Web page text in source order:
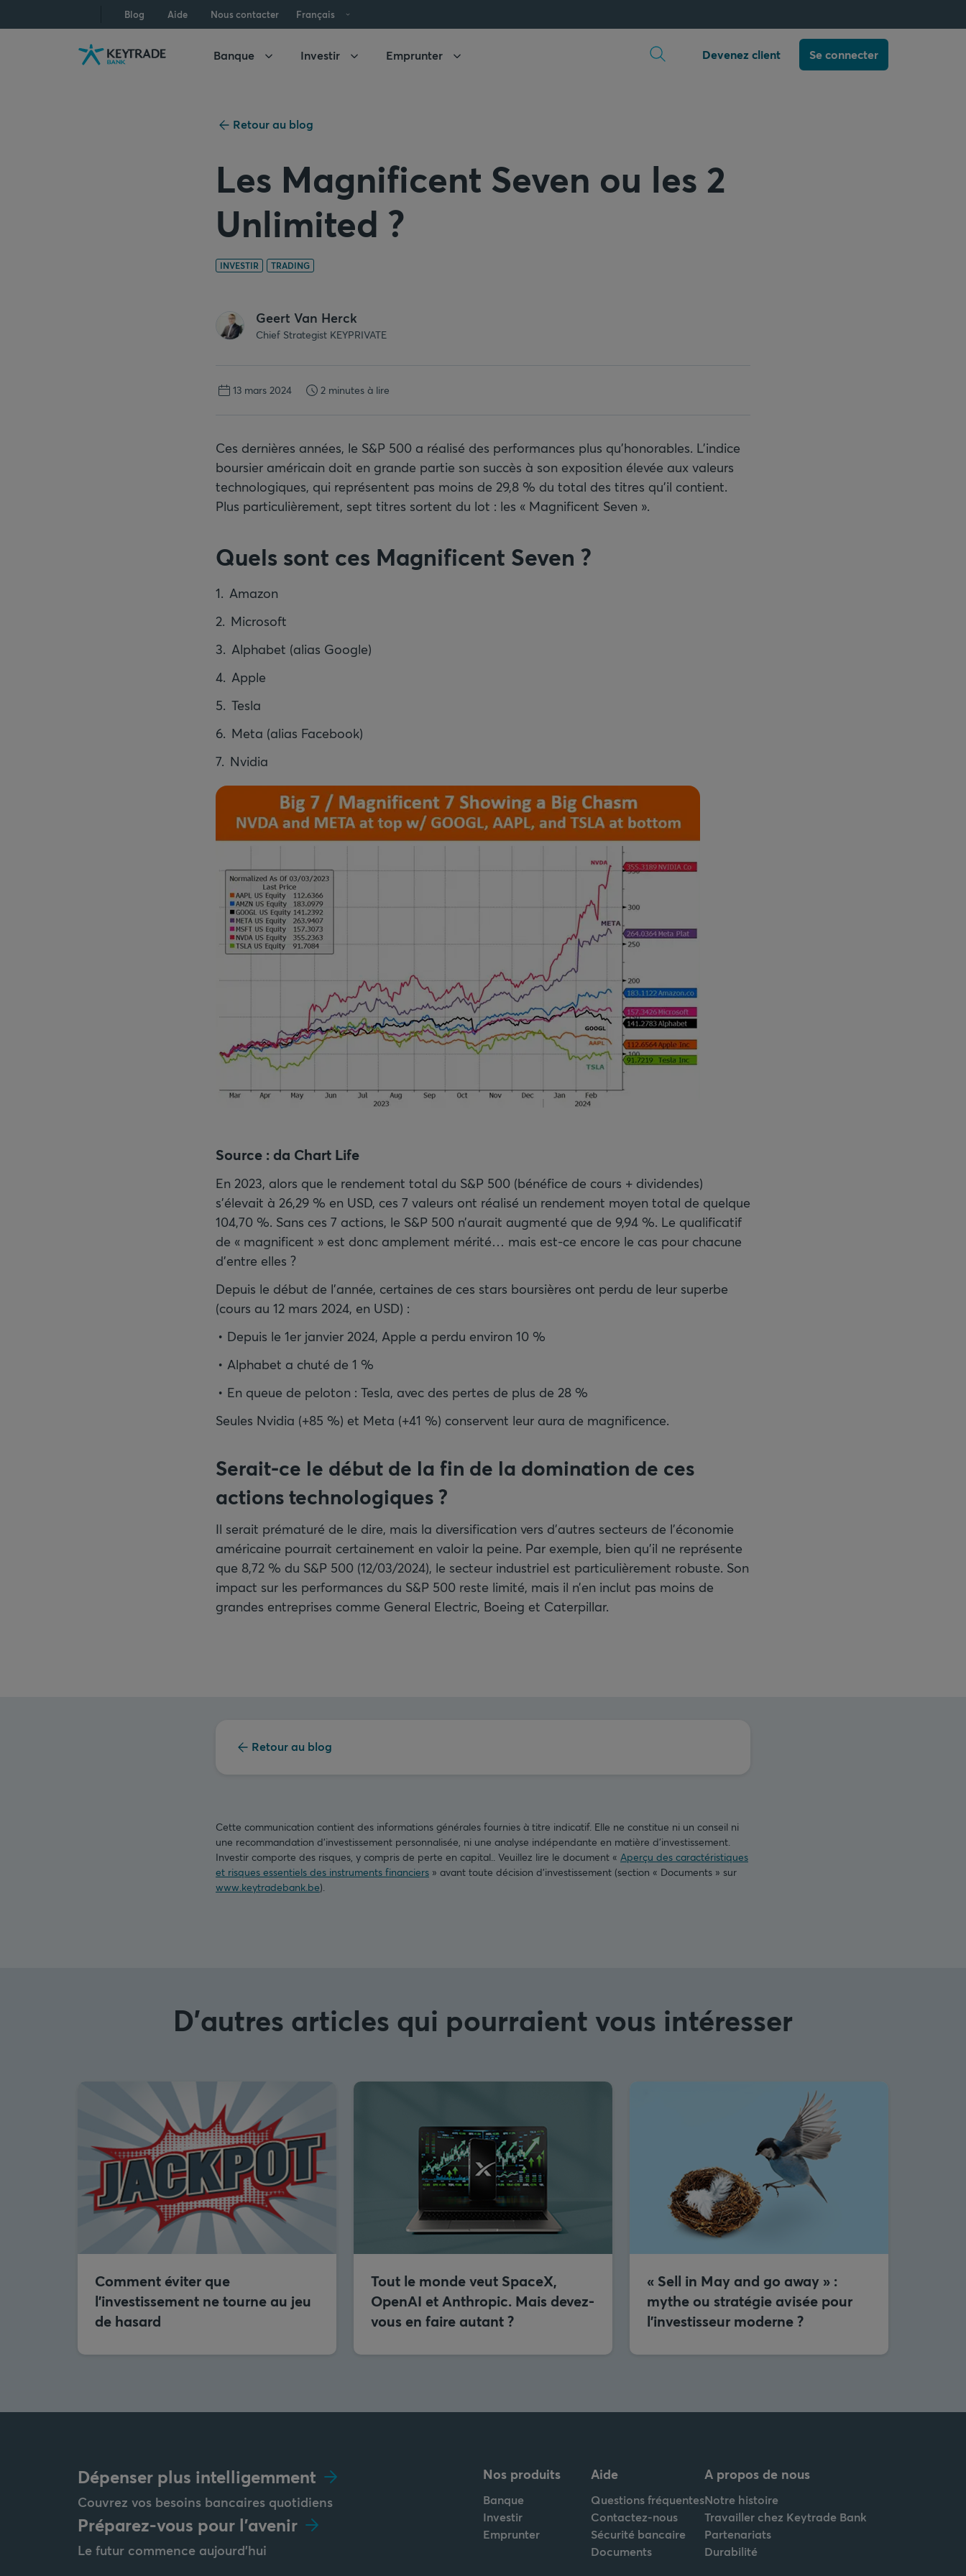
à
à
au
Blog Aide Nous contacter Français
Banque Investir Emprunter Devenez client Se connecter
Retour au blog
Les Magnificent Seven ou les 2
Unlimited ?
INVESTIR TRADING
Geert Van Herck
Chief Strategist KEYPRIVATE
13 mars 2024 2 minutes à lire
Ces dernières années, le S&P 500 a réalisé des performances plus qu’honorables. L’indice
boursier américain doit en grande partie son succès à son exposition élevée aux valeurs
technologiques, qui représentent pas moins de 29,8 % du total des titres qu’il contient.
Plus particulièrement, sept titres sortent du lot : les « Magnificent Seven ».
Quels sont ces Magnificent Seven ?
Amazon
Microsoft
Alphabet (alias Google)
Apple
Tesla
Meta (alias Facebook)
Nvidia
Source : da Chart Life
En 2023, alors que le rendement total du S&P 500 (bénéfice de cours + dividendes)
s’élevait à 26,29 % en USD, ces 7 valeurs ont réalisé un rendement moyen total de quelque
104,70 %. Sans ces 7 actions, le S&P 500 n’aurait augmenté que de 9,94 %. Le qualificatif
de « magnificent » est donc amplement mérité… mais est-ce encore le cas pour chacune
d’entre elles ?
Depuis le début de l’année, certaines de ces stars boursières ont perdu de leur superbe
(cours au 12 mars 2024, en USD) :
Depuis le 1er janvier 2024, Apple a perdu environ 10 %
Alphabet a chuté de 1 %
En queue de peloton : Tesla, avec des pertes de plus de 28 %
Seules Nvidia (+85 %) et Meta (+41 %) conservent leur aura de magnificence.
Serait-ce le début de la fin de la domination de ces
actions technologiques?
Il serait prématuré de le dire, mais la diversification vers d’autres secteurs de l’économie
américaine pourrait certainement en valoir la peine. Par exemple, bien qu’il ne représente
que 8,72 % du S&P 500 (12/03/2024), le secteur industriel est particulièrement robuste. Son
impact sur les performances du S&P 500 reste limité, mais il n’en inclut pas moins de
grandes entreprises comme General Electric, Boeing et Caterpillar.
Retour au blog
Cette communication contient des informations générales fournies à titre indicatif. Elle ne constitue ni un conseil ni
une recommandation d’investissement personnalisée, ni une analyse indépendante en matière d’investissement.
Investir comporte des risques, y compris de perte en capital.. Veuillez lire le document « Aperçu des caractéristiques
et risques essentiels des instruments financiers » avant toute décision d’investissement (section « Documents » sur
www.keytradebank.be).
D'autres articles qui pourraient vous intéresser
Comment éviter que
l’investissement ne tourne au jeu
de hasard
Tout le monde veut SpaceX,
OpenAI et Anthropic. Mais devez-
vous en faire autant ?
« Sell in May and go away » :
mythe ou stratégie avisée pour
l’investisseur moderne ?
Dépenser plus intelligemment
Couvrez vos besoins bancaires quotidiens
Préparez-vous pour l'avenir
Le futur commence aujourd'hui
Nos produits
Banque
Investir
Emprunter
Aide
Questions fréquentes
Contactez-nous
Sécurité bancaire
Documents
A propos de nous
Notre histoire
Travailler chez Keytrade Bank
Partenariats
Durabilité